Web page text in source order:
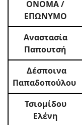
ΟΝΟΜΑ /
ΕΠΩΝΥΜΟ
Αναστασία
Παπουτσή
Δέσποινα
Παπαδοπούλου
Τσιομίδου
Ελένη